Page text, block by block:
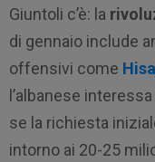
Giuntoli c’è: la
di gennaio include
offensivi come
l’albanese
se la richiesta
intorno ai 20-25